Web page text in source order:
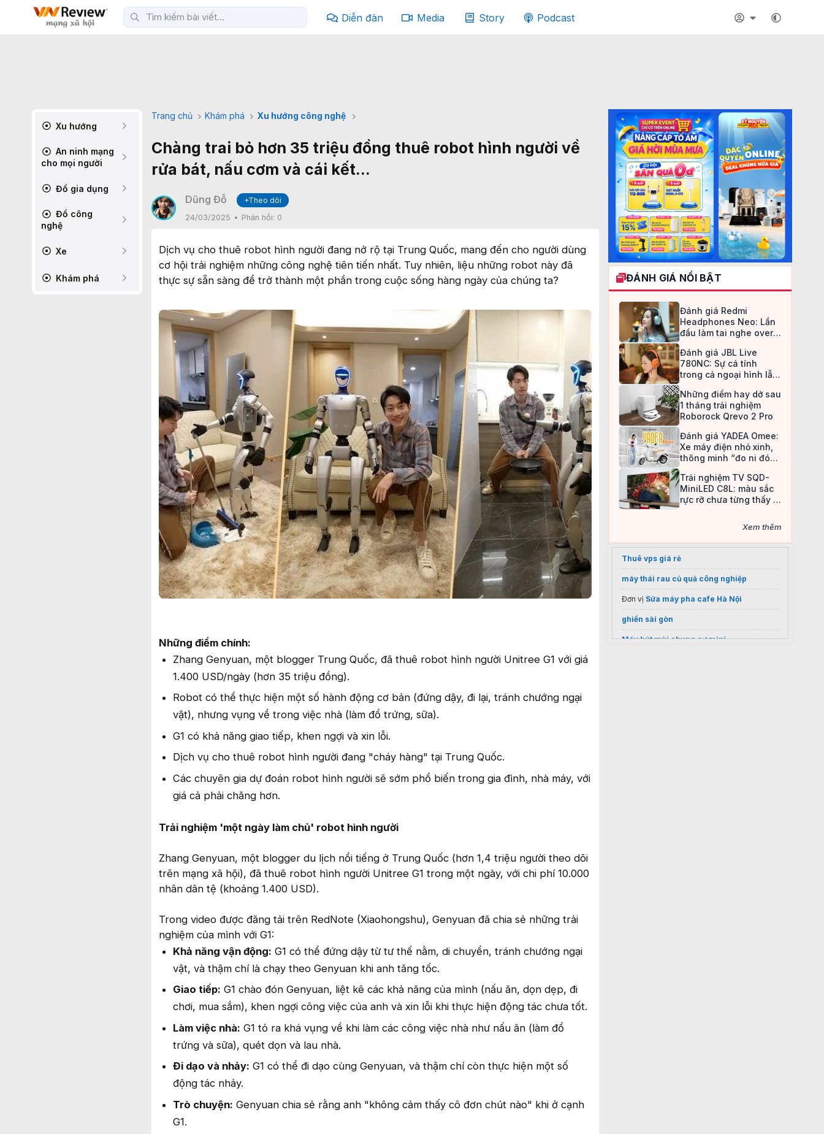
Diễn đàn Media Story Podcast
Xu hướng
An ninh mạng
cho mọi người
Đồ gia dụng
Đồ công
nghệ
Xe
Khám phá
Trang chủ Khám phá Xu hướng công nghệ
Chàng trai bỏ hơn 35 triệu đồng thuê robot hình người về
rửa bát, nấu cơm và cái kết...
Dũng Đỗ
+Theo dõi
24/03/2025
Phản hồi: 0
Dịch vụ cho thuê robot hình người đang nở rộ tại Trung Quốc, mang đến cho người dùng
cơ hội trải nghiệm những công nghệ tiên tiến nhất. Tuy nhiên, liệu những robot này đã
thực sự sẵn sàng để trở thành một phần trong cuộc sống hàng ngày của chúng ta?
Những điểm chính:
Zhang Genyuan, một blogger Trung Quốc, đã thuê robot hình người Unitree G1 với giá
1.400 USD/ngày (hơn 35 triệu đồng).
Robot có thể thực hiện một số hành động cơ bản (đứng dậy, đi lại, tránh chướng ngại
vật), nhưng vụng về trong việc nhà (làm đổ trứng, sữa).
G1 có khả năng giao tiếp, khen ngợi và xin lỗi.
Dịch vụ cho thuê robot hình người đang "cháy hàng" tại Trung Quốc.
Các chuyên gia dự đoán robot hình người sẽ sớm phổ biến trong gia đình, nhà máy, với
giá cả phải chăng hơn.
Trải nghiệm 'một ngày làm chủ' robot hình người
Zhang Genyuan, một blogger du lịch nổi tiếng ở Trung Quốc (hơn 1,4 triệu người theo dõi
trên mạng xã hội), đã thuê robot hình người Unitree G1 trong một ngày, với chi phí 10.000
nhân dân tệ (khoảng 1.400 USD).
Trong video được đăng tải trên RedNote (Xiaohongshu), Genyuan đã chia sẻ những trải
nghiệm của mình với G1:
Khả năng vận động: G1 có thể đứng dậy từ tư thế nằm, di chuyển, tránh chướng ngại
vật, và thậm chí là chạy theo Genyuan khi anh tăng tốc.
Giao tiếp: G1 chào đón Genyuan, liệt kê các khả năng của mình (nấu ăn, dọn dẹp, đi
chơi, mua sắm), khen ngợi công việc của anh và xin lỗi khi thực hiện động tác chưa tốt.
Làm việc nhà: G1 tỏ ra khá vụng về khi làm các công việc nhà như nấu ăn (làm đổ
trứng và sữa), quét dọn và lau nhà.
Đi dạo và nhảy: G1 có thể đi dạo cùng Genyuan, và thậm chí còn thực hiện một số
động tác nhảy.
Trò chuyện: Genyuan chia sẻ rằng anh "không cảm thấy cô đơn chút nào" khi ở cạnh
G1.
ĐÁNH GIÁ NỔI BẬT
Đánh giá Redmi
Headphones Neo: Lần
đầu làm tai nghe over-
an toàn
Đánh giá JBL Live
780NC: Sự cá tính
trong cả ngoại hình lẫn
Những điểm hay dở sau
1 tháng trải nghiệm
Roborock Qrevo 2 Pro
Đánh giá YADEA Omee:
Xe máy điện nhỏ xinh,
thông minh “đo ni đóng
Trải nghiệm TV SQD-
MiniLED C8L: màu sắc
rực rỡ chưa từng thấy ở
Xem thêm
Thuê vps giá rẻ
máy thái rau củ quả công nghiệp
Đơn vị Sửa máy pha cafe Hà Nội
ghiền sài gòn
Máy hút mùi chung cư mini